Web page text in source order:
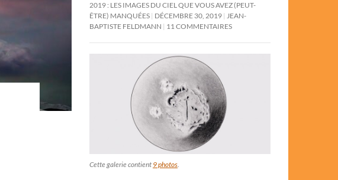
2019 : LES IMAGES DU CIEL QUE VOUS AVEZ (PEUT-
ÊTRE) MANQUÉES DÉCEMBRE 30, 2019 JEAN-
BAPTISTE FELDMANN
11 COMMENTAIRES
Cette galerie contient 9 photos